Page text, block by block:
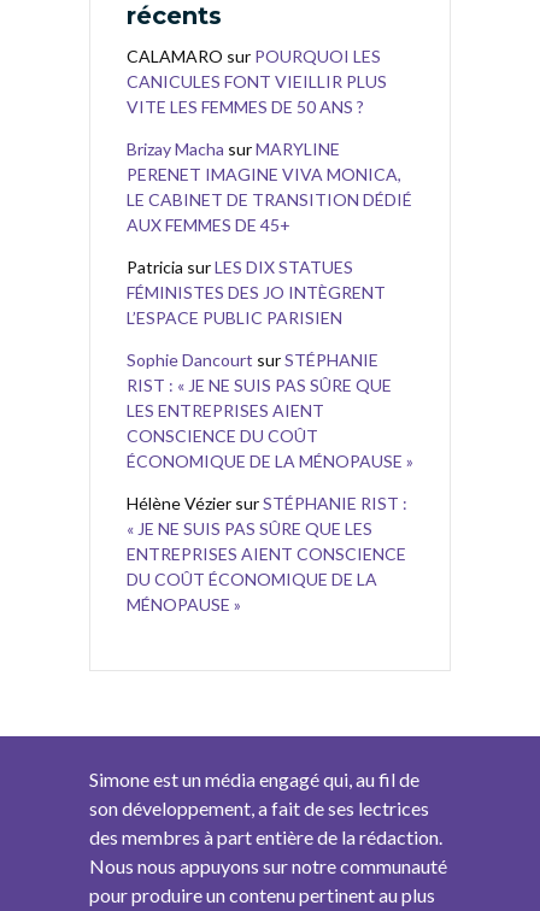
récents
CALAMARO sur POURQUOI LES
CANICULES FONT VIEILLIR PLUS
VITE LES FEMMES DE 50 ANS ?
Brizay Macha surMARYLINE
PERENET IMAGINE VIVA MONICA,
LE CABINET DE TRANSITION DÉDIÉ
AUX FEMMES DE 45+
Patricia surLES DIX STATUES
FÉMINISTES DES JO INTÈGRENT
L’ESPACE PUBLIC PARISIEN
Sophie Dancourt surSTÉPHANIE
RIST : « JE NE SUIS PAS SÛRE QUE
LES ENTREPRISES AIENT
CONSCIENCE DU COÛT
ÉCONOMIQUE DE LA MÉNOPAUSE »
Hélène Vézier surSTÉPHANIE RIST :
« JE NE SUIS PAS SÛRE QUE LES
ENTREPRISES AIENT CONSCIENCE
DU COÛT ÉCONOMIQUE DE LA
MÉNOPAUSE »
Simone est un média engagé qui, au fil de
son développement, a fait de ses lectrices
des membres à part entière de la rédaction.
Nous nous appuyons sur notre communauté
pour produire un contenu pertinent au plus